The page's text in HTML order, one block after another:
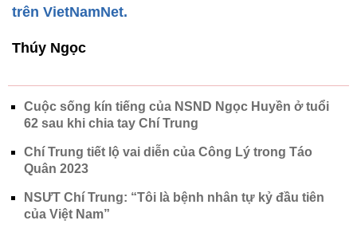
trên VietNamNet.
Thúy Ngọc
Cuộc sống kín tiếng của NSND Ngọc Huyền ở tuổi
62 sau khi chia tay Chí Trung
Chí Trung tiết lộ vai diễn của Công Lý trong Táo
Quân 2023
NSƯT Chí Trung: “Tôi là bệnh nhân tự kỷ đầu tiên
của Việt Nam”